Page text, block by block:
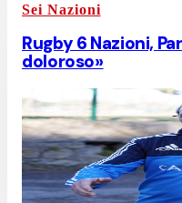
Sei Nazioni
Rugby 6 Nazioni,
doloroso»